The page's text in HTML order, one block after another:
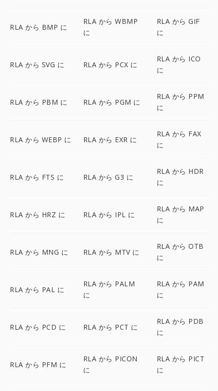
RLA から BMP に
RLA から WBMP
に
RLA から GIF
に
RLA から SVG に RLA から PCX に
RLA から ICO
に
RLA から PBM に RLA から PGM に
RLA から PPM
に
RLA から WEBP に RLA から EXR に
RLA から FAX
に
RLA から FTS に RLA から G3 に
RLA から HDR
に
RLA から HRZ に RLA から IPL に
RLA から MAP
に
RLA から MNG に RLA から MTV に
RLA から OTB
に
RLA から PAL に
RLA から PALM
に
RLA から PAM
に
RLA から PCD に RLA から PCT に
RLA から PDB
に
RLA から PFM に
RLA から PICON
に
RLA から PICT
に